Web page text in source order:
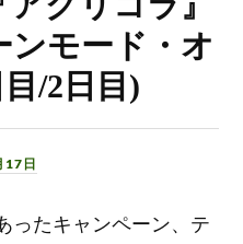
ンモード・オ
/2日目)
17日
ったキャンペーン、テ